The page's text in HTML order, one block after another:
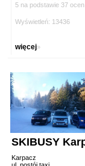
5 na podstawie 37 ocen
Wyświetleń: 13436
więcej»
SKIBUSY
Karpacz